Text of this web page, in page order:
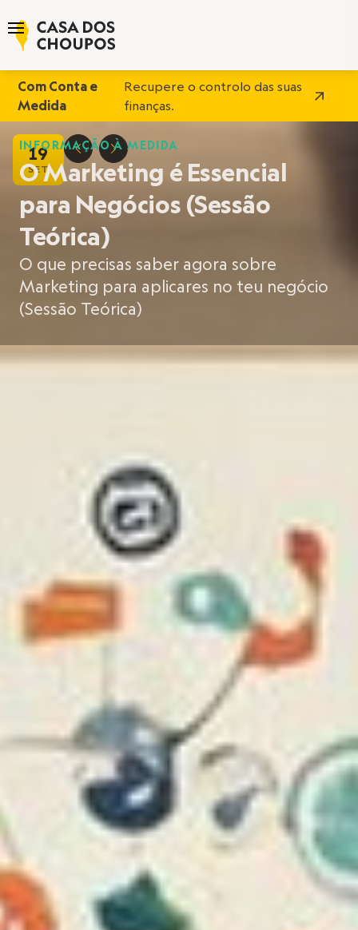
Com Conta e
Medida
Recupere o controlo das suas
finanças.
19
SET
D E
INFORMAÇÃO À MEDIDA
O Marketing é Essencial
para Negócios (Sessão
Teórica)
O que precisas saber agora sobre
Marketing para aplicares no teu negócio
(Sessão Teórica)